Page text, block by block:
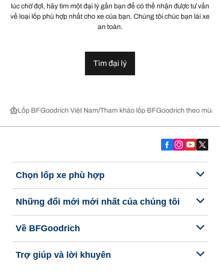
lúc chờ đợi, hãy tìm một đại lý gần bạn để có thể nhận được tư vấn
về loại lốp phù hợp nhất cho xe của bạn. Chúng tôi chúc bạn lái xe
an toàn.
Tìm đại lý
Lốp BFGoodrich Việt Nam Tham khảo lốp BFGoodrich theo
Chọn lốp xe phù hợp
Những đổi mới mới nhất của chúng tôi
Về BFGoodrich
Trợ giúp và lời khuyên